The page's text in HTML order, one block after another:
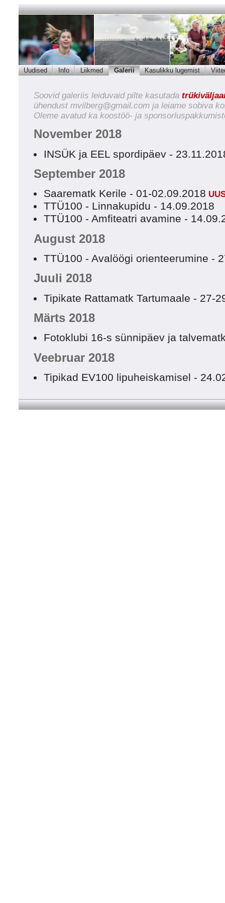
Uudised Info Liikmed Galerii Kasulikku lugemist
Soovid galeriis leiduvaid pilte kasutada
ühendust mvilberg@gmail.com ja leiame sobiva
Oleme avatud ka koostöö- ja
November 2018
INSÜK ja EEL spordipäev -
September 2018
Saarematk Kerile - 01-02.09.2018
TTÜ100 - Linnakupidu - 14.09.2018
TTÜ100 - Amfiteatri avamine -
August 2018
TTÜ100 - Avalöögi orienteerumine -
Juuli 2018
Tipikate Rattamatk Tartumaale - 27-
Märts 2018
Fotoklubi 16-s sünnipäev ja
Veebruar 2018
Tipikad EV100 lipuheiskamisel -